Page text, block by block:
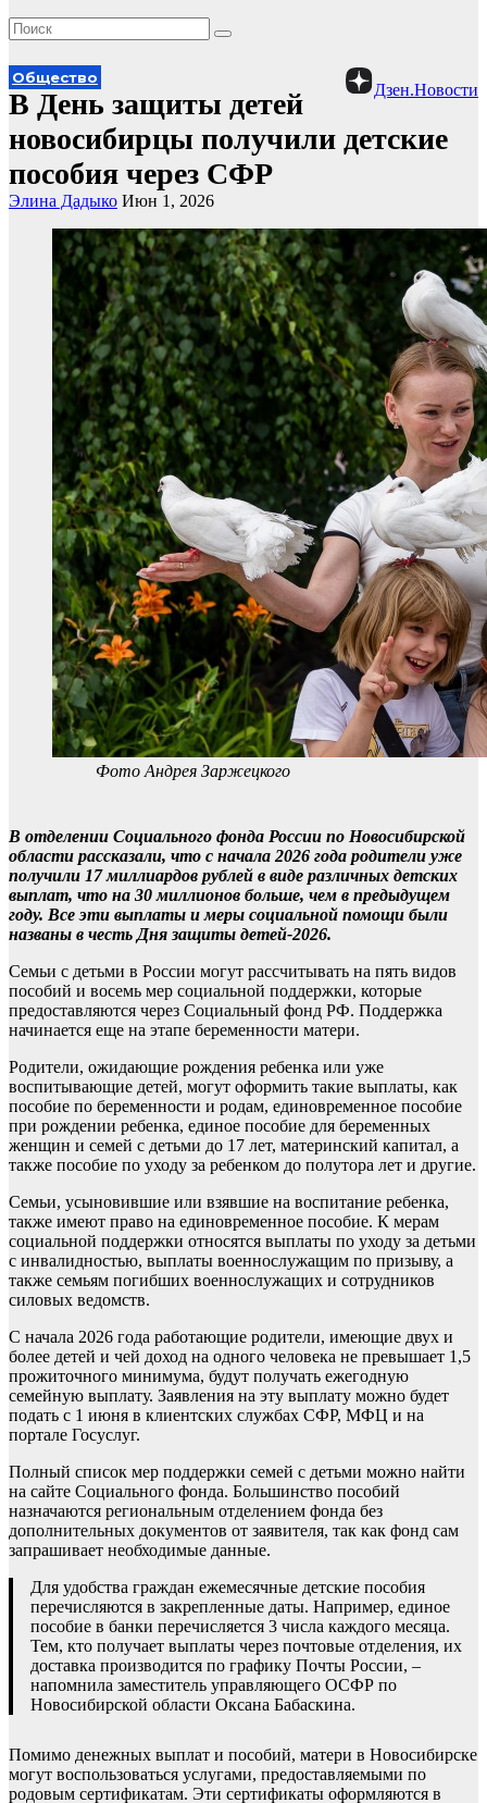
Дзен.Новости
Общество
В День защиты детей
новосибирцы получили детские
пособия через СФР
Элина Дадыко Июн 1, 2026
Фото Андрея Заржецкого
В отделении Социального фонда России по Новосибирской
области рассказали, что с начала 2026 года родители уже
получили 17 миллиардов рублей в виде различных детских
выплат, что на 30 миллионов больше, чем в предыдущем
году. Все эти выплаты и меры социальной помощи были
названы в честь Дня защиты детей-2026.
Семьи с детьми в России могут рассчитывать на пять видов
пособий и восемь мер социальной поддержки, которые
предоставляются через Социальный фонд РФ. Поддержка
начинается еще на этапе беременности матери.
Родители, ожидающие рождения ребенка или уже
воспитывающие детей, могут оформить такие выплаты, как
пособие по беременности и родам, единовременное пособие
при рождении ребенка, единое пособие для беременных
женщин и семей с детьми до 17 лет, материнский капитал, а
также пособие по уходу за ребенком до полутора лет и другие.
Семьи, усыновившие или взявшие на воспитание ребенка,
также имеют право на единовременное пособие. К мерам
социальной поддержки относятся выплаты по уходу за детьми
с инвалидностью, выплаты военнослужащим по призыву, а
также семьям погибших военнослужащих и сотрудников
силовых ведомств.
С начала 2026 года работающие родители, имеющие двух и
более детей и чей доход на одного человека не превышает 1,5
прожиточного минимума, будут получать ежегодную
семейную выплату. Заявления на эту выплату можно будет
подать с 1 июня в клиентских службах СФР, МФЦ и на
портале Госуслуг.
Полный список мер поддержки семей с детьми можно найти
на сайте Социального фонда. Большинство пособий
назначаются региональным отделением фонда без
дополнительных документов от заявителя, так как фонд сам
запрашивает необходимые данные.
Для удобства граждан ежемесячные детские пособия
перечисляются в закрепленные даты. Например, единое
пособие в банки перечисляется 3 числа каждого месяца.
Тем, кто получает выплаты через почтовые отделения, их
доставка производится по графику Почты России, –
напомнила заместитель управляющего ОСФР по
Новосибирской области Оксана Бабаскина.
Помимо денежных выплат и пособий, матери в Новосибирске
могут воспользоваться услугами, предоставляемыми по
родовым сертификатам. Эти сертификаты оформляются в